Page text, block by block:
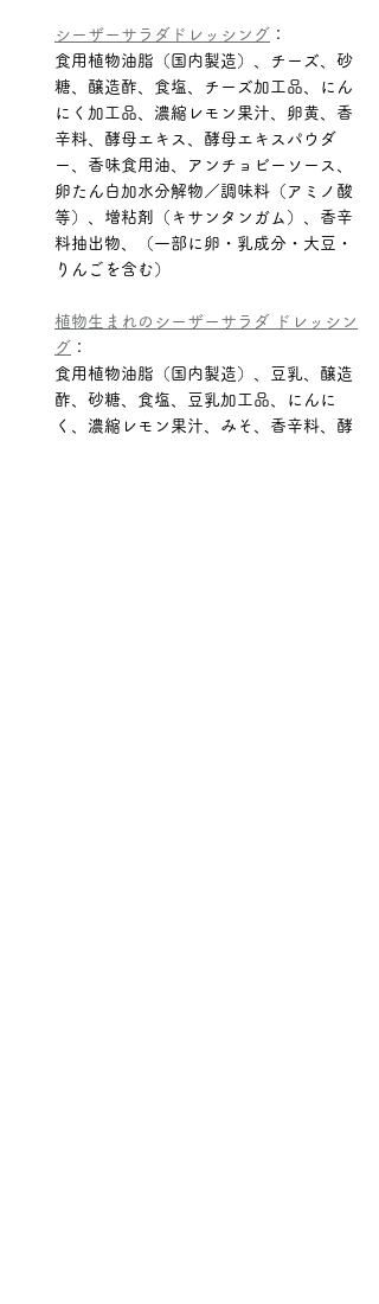
シーザーサラダドレッシング ：
食用植物油脂（国内製造）、チーズ、砂
糖、醸造酢、食塩、チーズ加工品、にん
にく加工品、濃縮レモン果汁、卵黄、香
辛料、酵母エキス、酵母エキスパウダ
ー、香味食用油、アンチョビーソース、
卵たん白加水分解物／調味料（アミノ酸
等）、増粘剤（キサンタンガム）、香辛
料抽出物、（一部に卵・乳成分・大豆・
りんごを含む）
植物生まれのシーザーサラダ ドレッシン
グ ：
食用植物油脂（国内製造）、豆乳、醸造
酢、砂糖、食塩、豆乳加工品、にんに
く、濃縮レモン果汁、みそ、香辛料、酵